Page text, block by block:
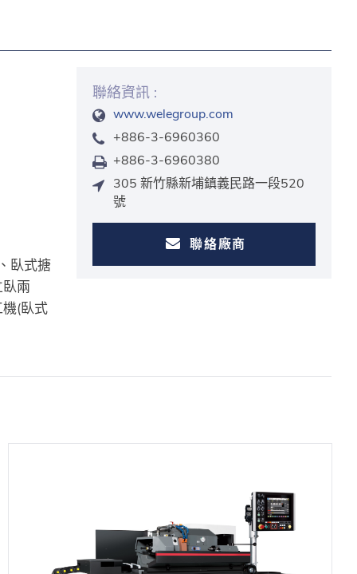
臥式搪
兩
(臥式
聯絡資訊 :
www.welegroup.com
+886-3-6960360
+886-3-6960380
305 新竹縣新埔鎮義民路一段520
號
聯絡廠商